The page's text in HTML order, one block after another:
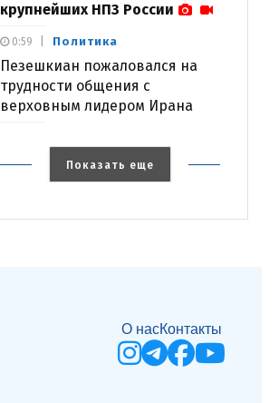
крупнейших НПЗ России
Политика
Пезешкиан пожаловался на
трудности общения с
верховным лидером Ирана
0:59
Показать еще
О насКонтакты